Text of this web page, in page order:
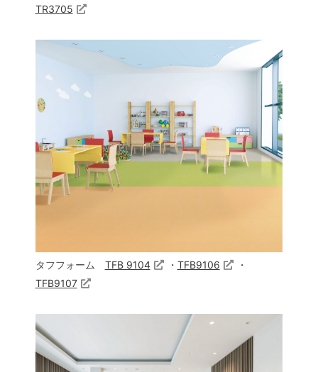
TR3705
タフフォーム TFB 9104 ・ TFB9106
・
TFB9107